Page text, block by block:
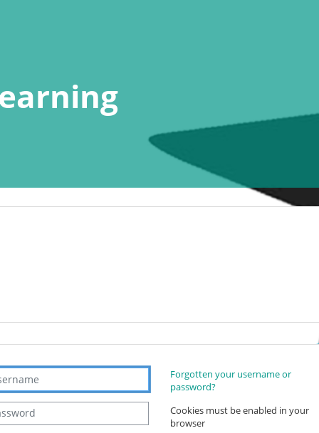
Forgotten your username or
password?
Cookies must be enabled in your
browser